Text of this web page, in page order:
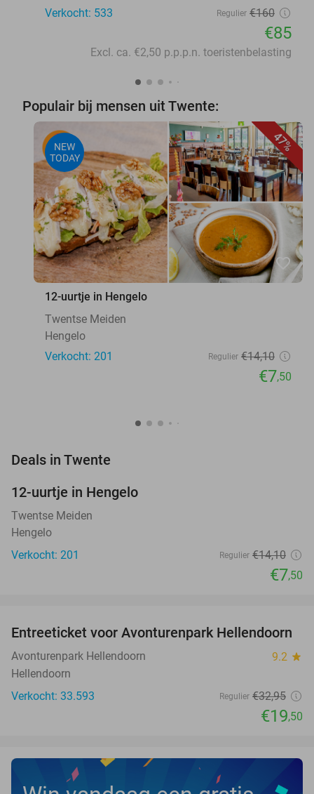
Verkocht: 533 Regulier €160
€85
Excl. ca. €2,50 p.p.p.n. toeristenbelasting
Populair bij mensen uit Twente:
47%
NEW
TODAY
favorite_border
12-uurtje in Hengelo
Twentse Meiden
Hengelo
Verkocht: 201
Regulier €14,10
€7,50
Deals in Twente
TODAY
12-uurtje in Hengelo
Twentse Meiden
Hengelo
Verkocht: 201
Regulier €14,10
€7,50
41%
Entreeticket voor Avonturenpark Hellendoorn
Avonturenpark Hellendoorn 9.2 star
Hellendoorn
Verkocht: 33.593
Regulier €32,95
€19,50